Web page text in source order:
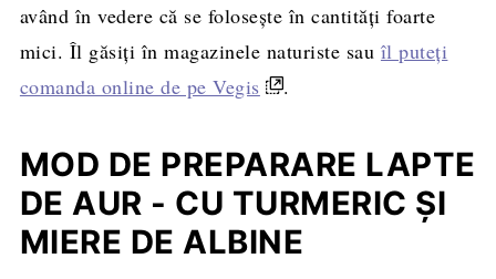
având în vedere că se foloseşte în cantităţi foarte
mici. Îl găsiţi în magazinele naturiste sau îl puteţi
comanda online de pe Vegis
.
MOD DE PREPARARE LAPTE
DE AUR - CU TURMERIC ŞI
MIERE DE ALBINE